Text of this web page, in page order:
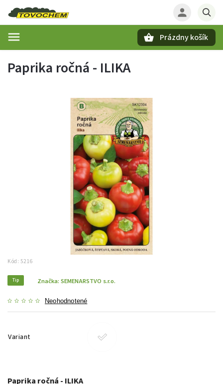
Prázdny košík
Paprika ročná - ILIKA
Kód: 5216
Tip
Neohodnotené
Značka: SEMENARSTVO s.r.o.
Variant
Paprika ročná - ILIKA